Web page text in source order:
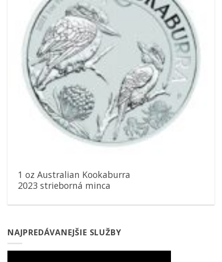
1 oz Australian Kookaburra
2023 strieborná minca
NAJPREDÁVANEJŠIE SLUŽBY